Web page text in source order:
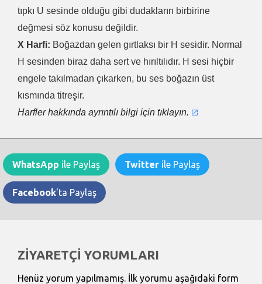
tıpkı U sesinde olduğu gibi dudakların birbirine
değmesi söz konusu değildir.
X Harfi: Boğazdan gelen gırtlaksı bir H sesidir. Normal
H sesinden biraz daha sert ve hırıltılıdır. H sesi hiçbir
engele takılmadan çıkarken, bu ses boğazın üst
kısmında titreşir.
Harfler hakkında ayrıntılı bilgi için tıklayın.
WhatsApp ile Paylaş Twitter ile Paylaş
Facebook'ta Paylaş
ZİYARETÇİ YORUMLARI
Henüz yorum yapılmamış. İlk yorumu aşağıdaki form